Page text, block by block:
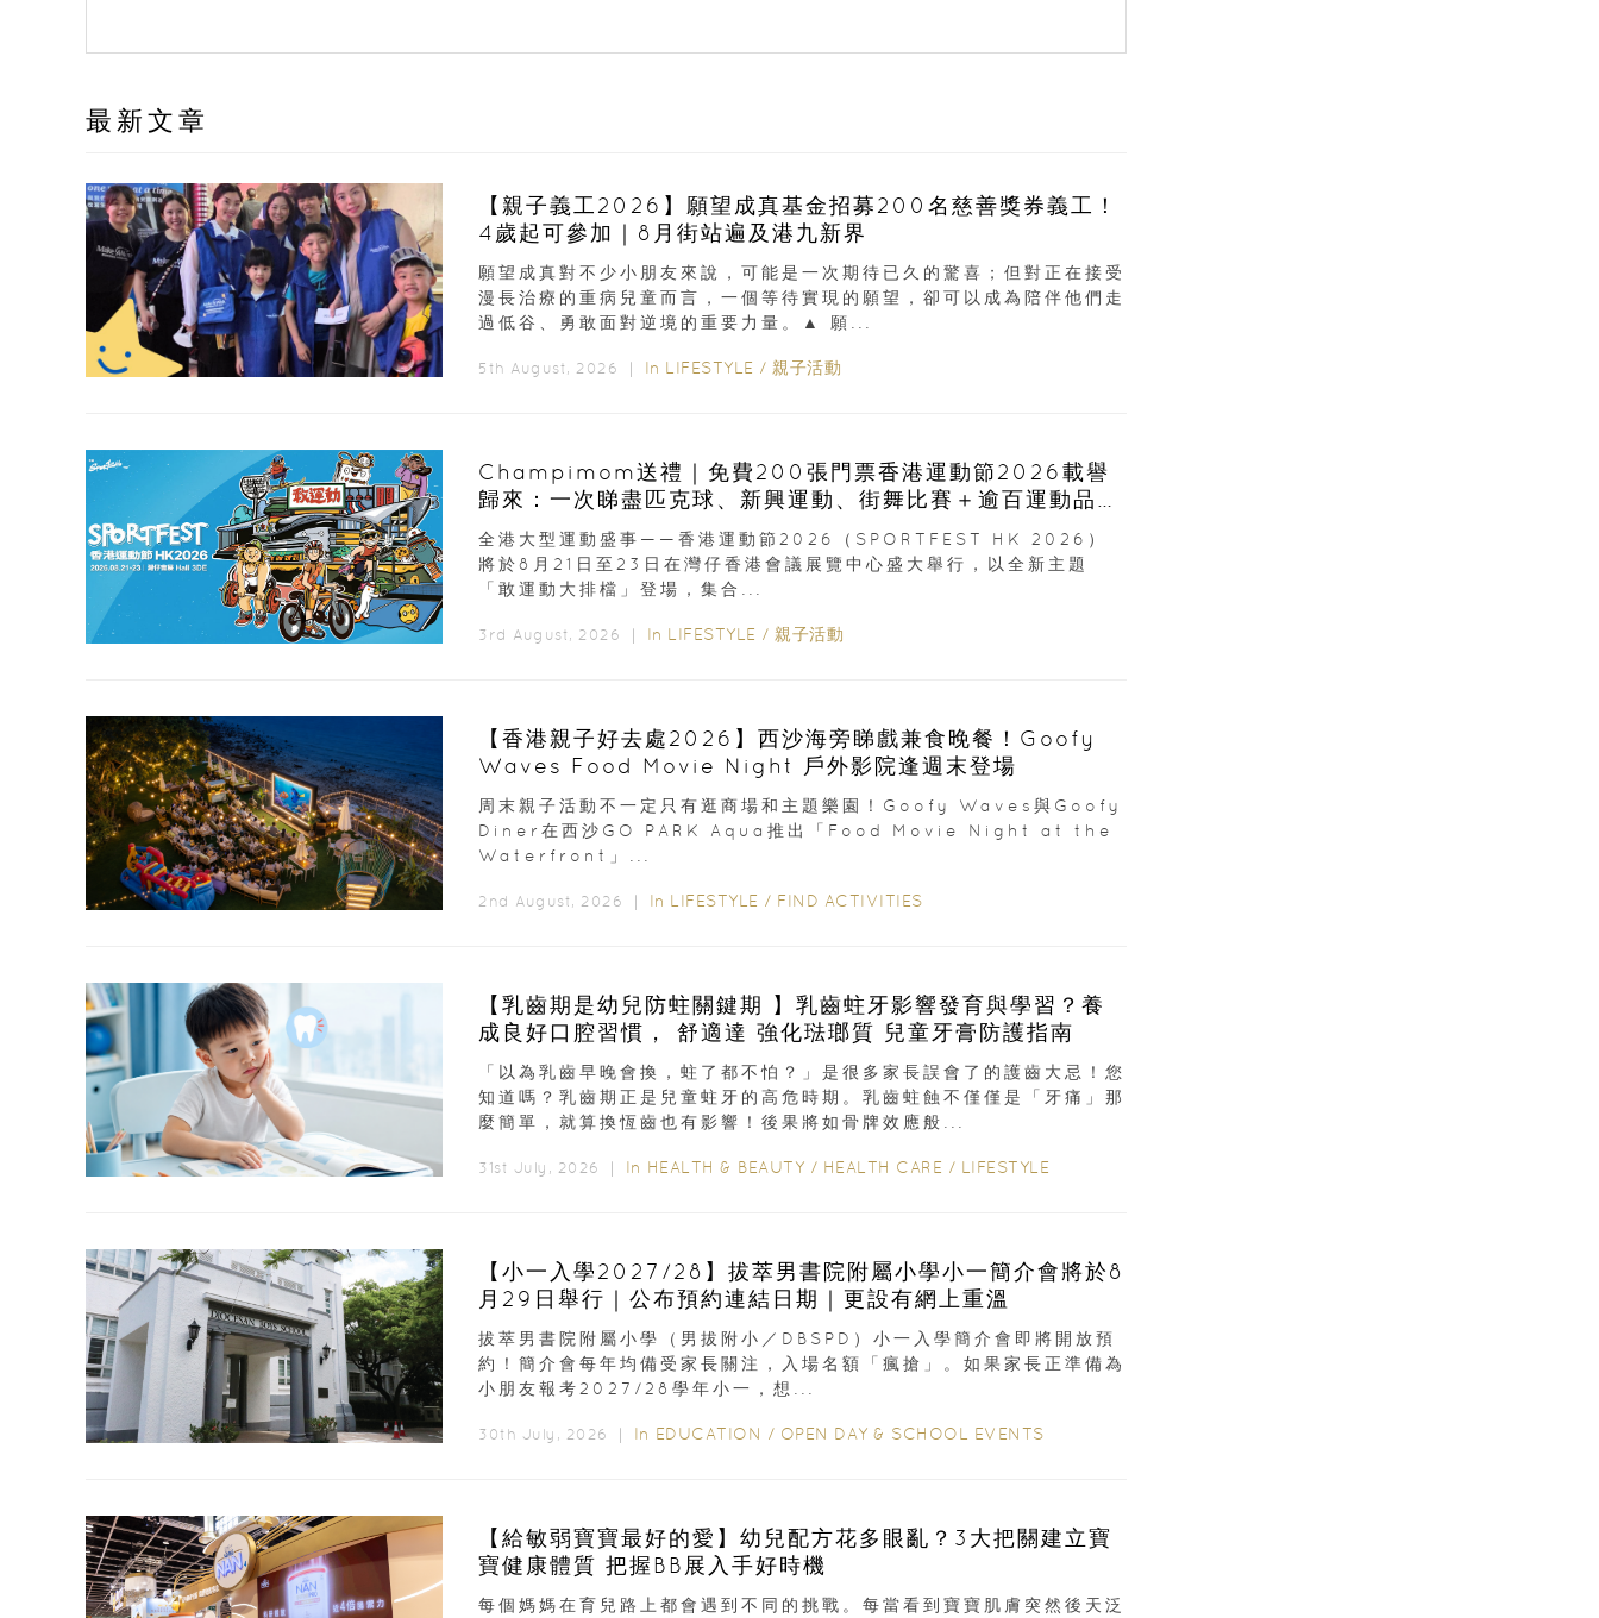
最新文章
【親子義工2026】願望成真基金招募200名慈善獎券義工！
4歲起可參加｜8月街站遍及港九新界
願望成真對不少小朋友來說，可能是一次期待已久的驚喜；但對正在接受
漫長治療的重病兒童而言，一個等待實現的願望，卻可以成為陪伴他們走
過低谷、勇敢面對逆境的重要力量。▲ 願...
5th August, 2026 ｜ In LIFESTYLE / 親子活動
Champimom送禮｜免費200張門票香港運動節2026載譽
歸來：一次睇盡匹克球、新興運動、街舞比賽＋逾百運動品牌
展覽
全港大型運動盛事——香港運動節2026（SPORTFEST HK 2026）
將於8月21日至23日在灣仔香港會議展覽中心盛大舉行，以全新主題
「敢運動大排檔」登場，集合...
3rd August, 2026 ｜ In LIFESTYLE / 親子活動
【香港親子好去處2026】西沙海旁睇戲兼食晚餐！Goofy
Waves Food Movie Night 戶外影院逢週末登場
周末親子活動不一定只有逛商場和主題樂園！Goofy Waves與Goofy
Diner在西沙GO PARK Aqua推出「Food Movie Night at the
Waterfront」...
2nd August, 2026 ｜ In LIFESTYLE / FIND ACTIVITIES
【乳齒期是幼兒防蛀關鍵期 】乳齒蛀牙影響發育與學習？養
成良好口腔習慣， 舒適達 強化琺瑯質 兒童牙膏防護指南
「以為乳齒早晚會換，蛀了都不怕？」是很多家長誤會了的護齒大忌！您
知道嗎？乳齒期正是兒童蛀牙的高危時期。乳齒蛀蝕不僅僅是「牙痛」那
麼簡單，就算換恆齒也有影響！後果將如骨牌效應般...
31st July, 2026 ｜ In HEALTH & BEAUTY / HEALTH CARE / LIFESTYLE
【小一入學2027/28】拔萃男書院附屬小學小一簡介會將於8
月29日舉行｜公布預約連結日期｜更設有網上重溫
拔萃男書院附屬小學（男拔附小／DBSPD）小一入學簡介會即將開放預
約！簡介會每年均備受家長關注，入場名額「瘋搶」。如果家長正準備為
小朋友報考2027/28學年小一，想...
30th July, 2026 ｜ In EDUCATION / OPEN DAY & SCHOOL EVENTS
【給敏弱寶寶最好的愛】幼兒配方花多眼亂？3大把關建立寶
寶健康體質 把握BB展入手好時機
每個媽媽在育兒路上都會遇到不同的挑戰。每當看到寶寶肌膚突然後天泛